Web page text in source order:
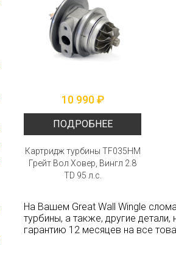
10 990 ₽
ПОДРОБНЕЕ
Картридж турбины TF035HM
Грейт Вол Ховер, Вингл 2.8
TD 95 л.с.
На Вашем Great Wall Wingle
турбины, а также, другие
гарантию 12 месяцев на все